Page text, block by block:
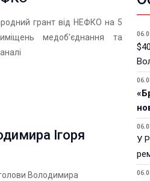
грант від НЕФКО на 5
медоб’єднання та
Ігоря
Володимира
У